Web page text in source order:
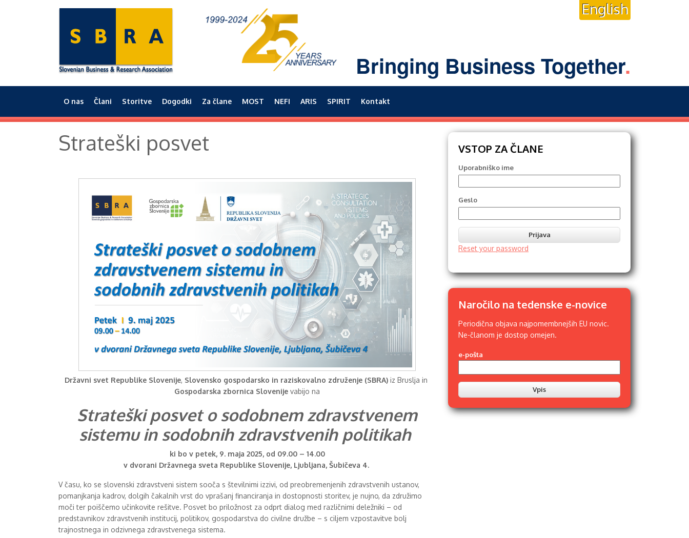
English
Bringing Business Together.
Main menu
O nas Člani Storitve Dogodki Za člane MOST NEFI ARIS SPIRIT Kontakt
Strateški posvet
Državni svet Republike Slovenije, Slovensko gospodarsko in raziskovalno združenje (SBRA) iz Bruslja in
Gospodarska zbornica Slovenije vabijo na
Strateški posvet o sodobnem zdravstvenem
sistemu in sodobnih zdravstvenih politikah
ki bo v petek, 9. maja 2025, od 09.00 – 14.00
v dvorani Državnega sveta Republike Slovenije, Ljubljana, Šubičeva 4.
V času, ko se slovenski zdravstveni sistem sooča s številnimi izzivi, od preobremenjenih zdravstvenih ustanov,
pomanjkanja kadrov, dolgih čakalnih vrst do vprašanj financiranja in dostopnosti storitev, je nujno, da združimo
moči ter poiščemo učinkovite rešitve. Posvet bo priložnost za odprt dialog med različnimi deležniki – od
predstavnikov zdravstvenih institucij, politikov, gospodarstva do civilne družbe – s ciljem vzpostavitve bolj
trajnostnega in odzivnega zdravstvenega sistema.
VSTOP ZA ČLANE
Uporabniško ime
Geslo
Reset your password
Naročilo na tedenske e-novice
Periodična objava najpomembnejših EU novic.
Ne-članom je dostop omejen.
e-pošta